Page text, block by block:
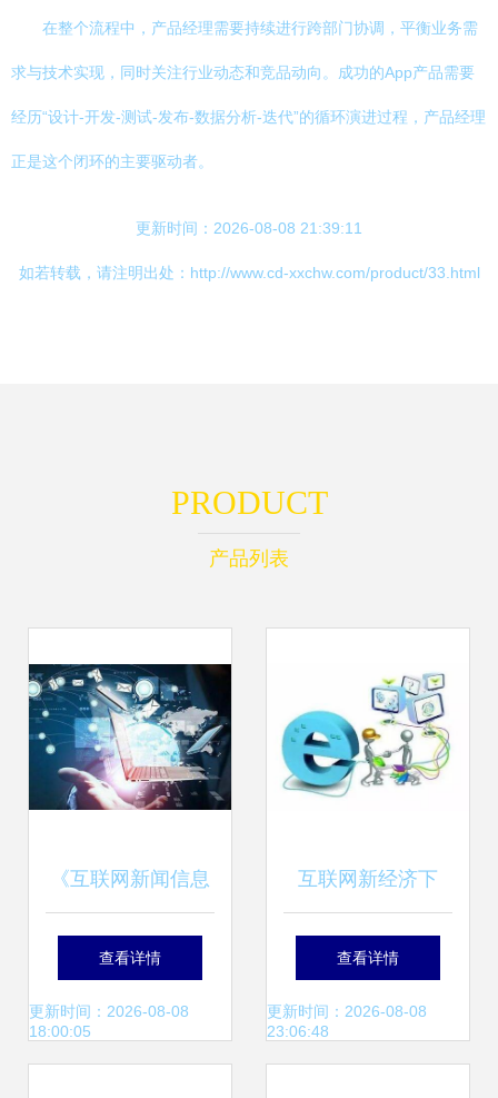
在整个流程中，产品经理需要持续进行跨部门协调，平衡业务需
求与技术实现，同时关注行业动态和竞品动向。成功的App产品需要
经历“设计-开发-测试-发布-数据分析-迭代”的循环演进过程，产品经理
正是这个闭环的主要驱动者。
更新时间：2026-08-08 21:39:11
如若转载，请注明出处：http://www.cd-xxchw.com/product/33.html
PRODUCT
产品列表
《互联网新闻信息
服务新技术新应用
安全评估管理规
查看详情
更新时间：2026-08-08
18:00:05
互联网新经济下
的“四新”经济 信息
技术服务的引擎作
查看详情
更新时间：2026-08-08
23:06:48